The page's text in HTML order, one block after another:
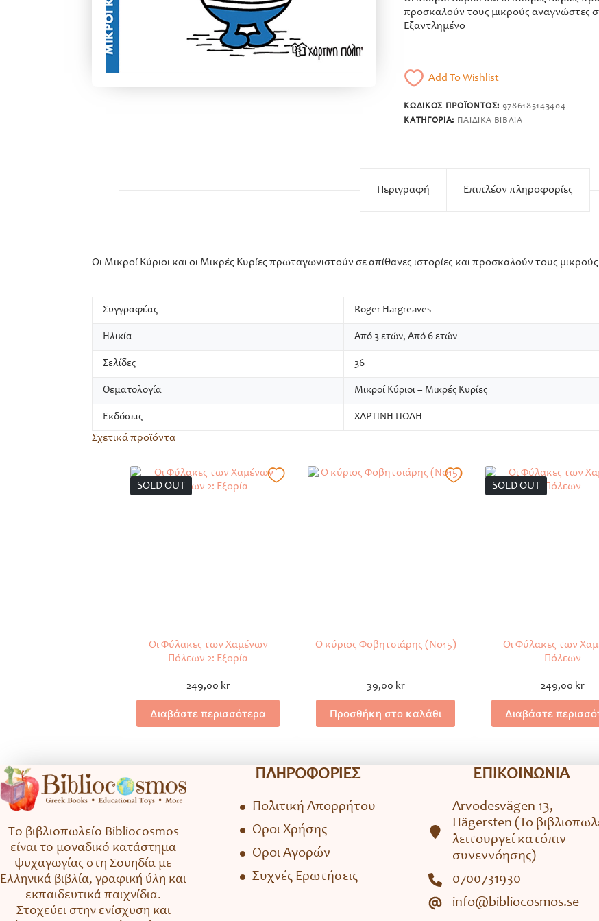
προσκαλούν τους μικρούς αναγνώστες
Εξαντλημένο
Add To Wishlist
ΚΩΔΙΚΌΣ ΠΡΟΪΌΝΤΟΣ: 9786185143404
ΚΑΤΗΓΟΡΊΑ: ΠΑΙΔΙΚΆ ΒΙΒΛΊΑ
Περιγραφή Επιπλέον πληροφορίες
Οι Μικροί Κύριοι και οι Μικρές Κυρίες πρωταγωνιστούν σε απίθανες ιστορίες και προσκαλούν τους
Συγγραφέας Roger Hargreaves
Ηλικία Από 3 ετών, Από 6 ετών
Σελίδες 36
Θεματολογία Μικροί Κύριοι – Μικρές Κυρίες
Εκδόσεις ΧΑΡΤΙΝΗ ΠΟΛΗ
Σχετικά προϊόντα
SOLD OUT
Οι Φύλακες των Χαμένων
Πόλεων 2: Εξορία
249,00 kr
Διαβάστε περισσότερα
Ο κύριος Φοβητσιάρης (No15)
39,00 kr
Προσθήκη στο καλάθι
SOLD OUT
Οι Φύλακες των
Πόλεων
249,00 kr
Διαβάστε
Το βιβλιοπωλείο Bibliocosmos
είναι το μοναδικό κατάστημα
ψυχαγωγίας στη Σουηδία με
Ελληνικά βιβλία, γραφική ύλη και
εκπαιδευτικά παιχνίδια.
Στοχεύει στην ενίσχυση και
ΠΛΗΡΟΦΟΡΙΕΣ
Πολιτική Απορρήτου
Όροι Χρήσης
Όροι Αγορών
Συχνές Ερωτήσεις
ΕΠΙΚΟΙΝΩΝΙΑ
Arvodesvägen 13,
Hägersten (To
λειτουργεί κατόπιν
συνεννόησης)
0700731930
info@bibliocosmos.se